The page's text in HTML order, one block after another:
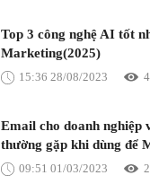
Top 3 công nghệ AI tốt
Marketing(2025)
15:36 28/08/2023
Email cho doanh nghiệp
thường gặp khi dùng để
09:51 01/03/2023